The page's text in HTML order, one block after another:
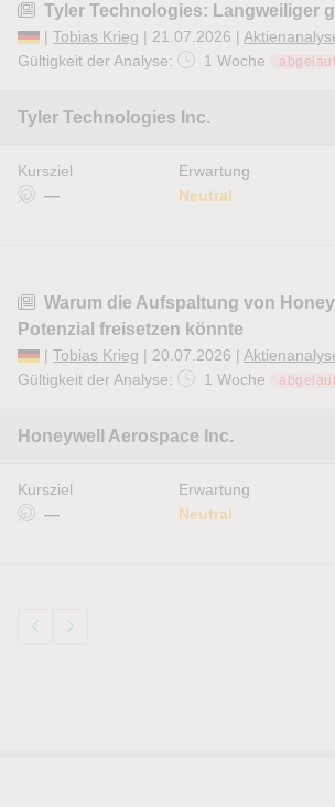
Tyler Technologies: Langweiliger
| Tobias Krieg | 21.07.2026 |
Gültigkeit der Analyse:
1 Woche
Tyler Technologies Inc.
Kursziel
—
Erwartung
Neutral
Warum die Aufspaltung von
Potenzial freisetzen könnte
| Tobias Krieg | 20.07.2026 |
Gültigkeit der Analyse:
1 Woche
Honeywell Aerospace Inc.
Kursziel
—
Erwartung
Neutral